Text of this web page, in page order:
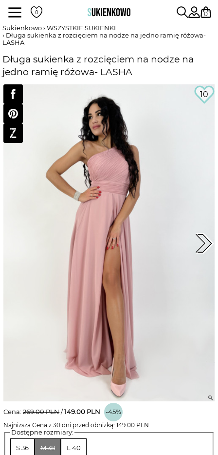
Sukienki
POKAŻ WSZYSTKIE SUKIENKI
DEKOLT
WEDŁUG KOLORU
0
Sukienkowo
WSZYSTKIE SUKIENKI
Długa sukienka z rozcięciem na nodze na jedno ramię różowa-
LASHA
Długa sukienka z rozcięciem na nodze na
jedno ramię różowa- LASHA
10
Cena:269.00PLN /149.00 PLN
-45%
Najniższa Cena z 30 dni przed obniżką:149.00 PLN
Dostępne rozmiary:
S 36 M 38 L 40